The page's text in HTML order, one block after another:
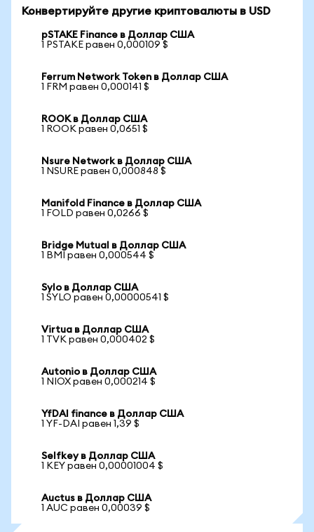
Конвертируйте другие криптовалюты в USD
pSTAKE Finance в Доллар США
1 PSTAKE равен 0,000109 $
Ferrum Network Token в Доллар США
1 FRM равен 0,000141 $
ROOK в Доллар США
1 ROOK равен 0,0651 $
Nsure Network в Доллар США
1 NSURE равен 0,000848 $
Manifold Finance в Доллар США
1 FOLD равен 0,0266 $
Bridge Mutual в Доллар США
1 BMI равен 0,000544 $
Sylo в Доллар США
1 SYLO равен 0,00000541 $
Virtua в Доллар США
1 TVK равен 0,000402 $
Autonio в Доллар США
1 NIOX равен 0,000214 $
YfDAI finance в Доллар США
1 YF-DAI равен 1,39 $
Selfkey в Доллар США
1 KEY равен 0,00001004 $
Auctus в Доллар США
1 AUC равен 0,00039 $